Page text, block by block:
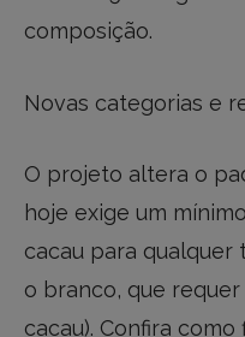
composição.
Novas categorias e
O projeto altera o
hoje exige um
cacau para
o branco, que
cacau). Confira